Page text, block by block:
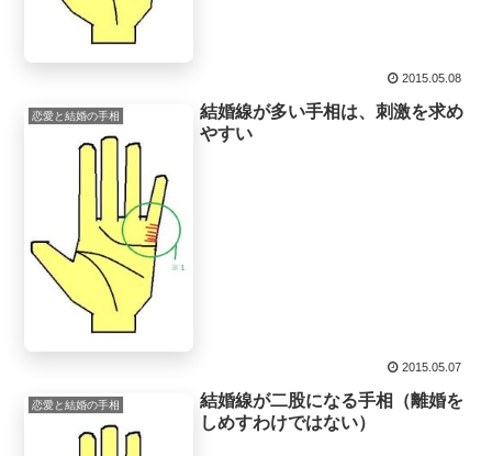
2015.05.08
恋愛と結婚の手相
結婚線が多い手相は、刺激を求め
やすい
2015.05.07
恋愛と結婚の手相
結婚線が二股になる手相（離婚を
しめすわけではない）